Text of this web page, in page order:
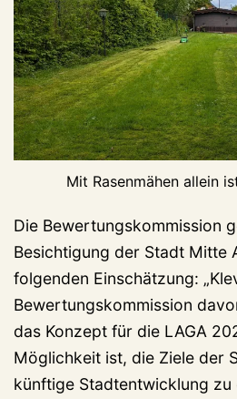
Mit Rasenmähen allein
Die Bewertungskommission
Besichtigung der Stadt Mitte
folgenden Einschätzung:
Bewertungskommission
das Konzept für die LAGA
Möglichkeit ist, die Ziele der
künftige Stadtentwicklung zu